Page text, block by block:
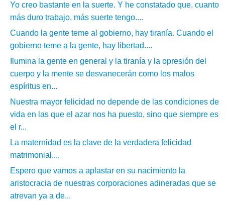
Yo creo bastante en la suerte. Y he constatado que, cuanto
más duro trabajo, más suerte tengo....
Cuando la gente teme al gobierno, hay tiranía. Cuando el
gobierno teme a la gente, hay libertad....
Ilumina la gente en general y la tiranía y la opresión del
cuerpo y la mente se desvanecerán como los malos
espíritus en...
Nuestra mayor felicidad no depende de las condiciones de
vida en las que el azar nos ha puesto, sino que siempre es
el r...
La maternidad es la clave de la verdadera felicidad
matrimonial....
Espero que vamos a aplastar en su nacimiento la
aristocracia de nuestras corporaciones adineradas que se
atrevan ya a de...